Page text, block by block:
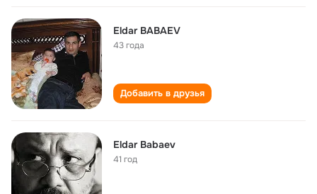
Eldar BABAEV
43 года
Добавить в друзья
Eldar Babaev
41 год